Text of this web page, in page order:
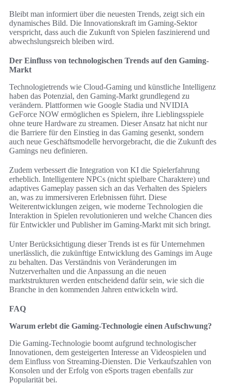
Bleibt man informiert über die neuesten Trends, zeigt sich ein
dynamisches Bild. Die Innovationskraft im Gaming-Sektor
verspricht, dass auch die Zukunft von Spielen faszinierend und
abwechslungsreich bleiben wird.
Der Einfluss von technologischen Trends auf den Gaming-
Markt
Technologietrends wie Cloud-Gaming und künstliche Intelligenz
haben das Potenzial, den Gaming-Markt grundlegend zu
verändern. Plattformen wie Google Stadia und NVIDIA
GeForce NOW ermöglichen es Spielern, ihre Lieblingsspiele
ohne teure Hardware zu streamen. Dieser Ansatz hat nicht nur
die Barriere für den Einstieg in das Gaming gesenkt, sondern
auch neue Geschäftsmodelle hervorgebracht, die die Zukunft des
Gamings neu definieren.
Zudem verbessert die Integration von KI die Spielerfahrung
erheblich. Intelligentere NPCs (nicht spielbare Charaktere) und
adaptives Gameplay passen sich an das Verhalten des Spielers
an, was zu immersiveren Erlebnissen führt. Diese
Weiterentwicklungen zeigen, wie moderne Technologien die
Interaktion in Spielen revolutionieren und welche Chancen dies
für Entwickler und Publisher im Gaming-Markt mit sich bringt.
Unter Berücksichtigung dieser Trends ist es für Unternehmen
unerlässlich, die zukünftige Entwicklung des Gamings im Auge
zu behalten. Das Verständnis von Veränderungen im
Nutzerverhalten und die Anpassung an die neuen
marktstrukturen werden entscheidend dafür sein, wie sich die
Branche in den kommenden Jahren entwickeln wird.
FAQ
Warum erlebt die Gaming-Technologie einen Aufschwung?
Die Gaming-Technologie boomt aufgrund technologischer
Innovationen, dem gesteigerten Interesse an Videospielen und
dem Einfluss von Streaming-Diensten. Die Verkaufszahlen von
Konsolen und der Erfolg von eSports tragen ebenfalls zur
Popularität bei.